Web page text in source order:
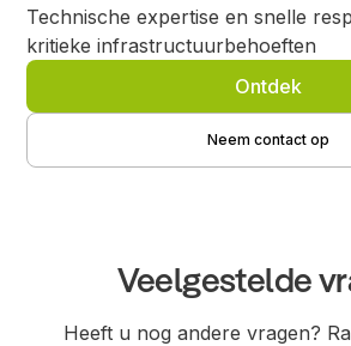
Technische expertise en snelle
kritieke infrastructuurbehoeften
Ontdek
Neem contact op
Veelgestelde
Heeft u nog andere vragen?